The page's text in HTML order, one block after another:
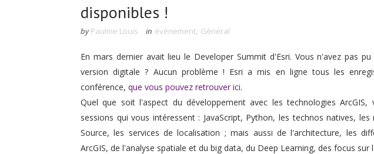
disponibles !
by Pauline Louis in événement, Général
En mars dernier avait lieu le Developer Summit d'Esri. Vous n'avez pas
version digitale ? Aucun problème ! Esri a mis en ligne tous les
conférence, que vous pouvez retrouver ici.
Quel que soit l'aspect du développement avec les technologies
sessions qui vous intéressent : JavaScript, Python, les technos natives,
Source, les services de localisation ; mais aussi de l'architecture, les
ArcGIS, de l'analyse spatiale et du big data, du Deep Learning, des focus sur